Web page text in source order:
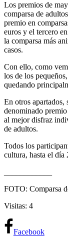
Los premios de
comparsa de
premio en
euros y el tercero
la comparsa más
casos.
Con ello, como
los de los
quedando
En otros apartados,
denominado
al mejor disfraz
de adultos.
Todos los
cultura, hasta el día
FOTO: Comparsa
Visitas: 4
Facebook